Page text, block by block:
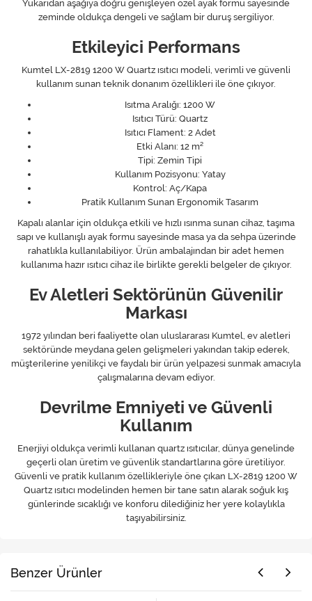
Yukarıdan aşağıya doğru genişleyen özel ayak formu sayesinde
zeminde oldukça dengeli ve sağlam bir duruş sergiliyor.
Etkileyici Performans
Kumtel LX-2819 1200 W Quartz ısıtıcı modeli, verimli ve güvenli
kullanım sunan teknik donanım özellikleri ile öne çıkıyor.
Isıtma Aralığı: 1200 W
Isıtıcı Türü: Quartz
Isıtıcı Flament: 2 Adet
Etki Alanı: 12 m²
Tipi: Zemin Tipi
Kullanım Pozisyonu: Yatay
Kontrol: Aç/Kapa
Pratik Kullanım Sunan Ergonomik Tasarım
Kapalı alanlar için oldukça etkili ve hızlı ısınma sunan cihaz, taşıma
sapı ve kullanışlı ayak formu sayesinde masa ya da sehpa üzerinde
rahatlıkla kullanılabiliyor. Ürün ambalajından bir adet hemen
kullanıma hazır ısıtıcı cihaz ile birlikte gerekli belgeler de çıkıyor.
Ev Aletleri Sektörünün Güvenilir
Markası
1972 yılından beri faaliyette olan uluslararası Kumtel, ev aletleri
sektöründe meydana gelen gelişmeleri yakından takip ederek,
müşterilerine yenilikçi ve faydalı bir ürün yelpazesi sunmak amacıyla
çalışmalarına devam ediyor.
Devrilme Emniyeti ve Güvenli
Kullanım
Enerjiyi oldukça verimli kullanan quartz ısıtıcılar, dünya genelinde
geçerli olan üretim ve güvenlik standartlarına göre üretiliyor.
Güvenli ve pratik kullanım özellikleriyle öne çıkan LX-2819 1200 W
Quartz ısıtıcı modelinden hemen bir tane satın alarak soğuk kış
günlerinde sıcaklığı ve konforu dilediğiniz her yere kolaylıkla
taşıyabilirsiniz.
Benzer Ürünler